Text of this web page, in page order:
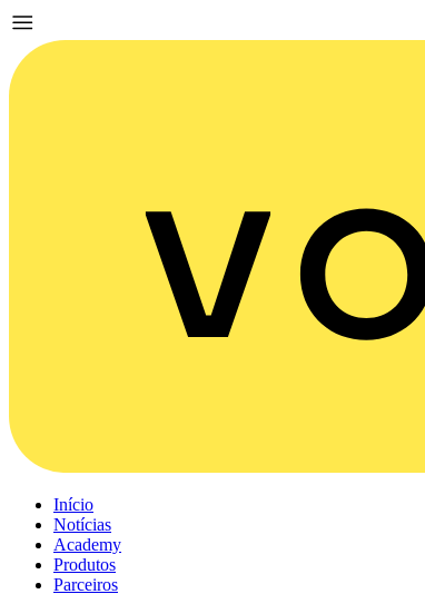
Início
Notícias
Academy
Produtos
Parceiros